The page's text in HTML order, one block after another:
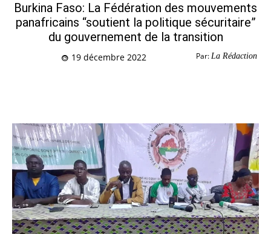
Burkina Faso: La Fédération des mouvements
panafricains “soutient la politique sécuritaire”
du gouvernement de la transition
Par: La Rédaction
19 décembre 2022